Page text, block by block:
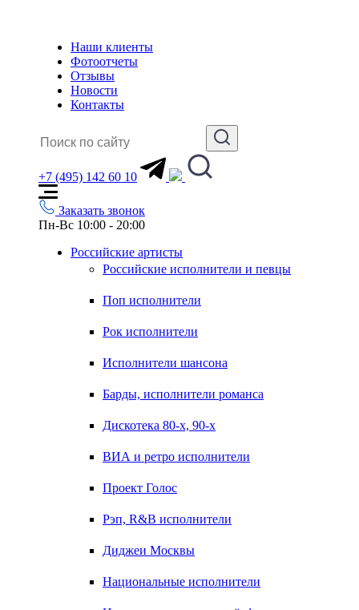
Наши клиенты
Фотоотчеты
Отзывы
Новости
Контакты
+7 (495) 142 60 10
Заказать звонок
Пн-Вс 10:00 - 20:00
Российские артисты
Российские исполнители и певцы
Поп исполнители
Рок исполнители
Исполнители шансона
Барды, исполнители романса
Дискотека 80-х, 90-х
ВИА и ретро исполнители
Проект Голос
Рэп, R&B исполнители
Диджеи Москвы
Национальные исполнители